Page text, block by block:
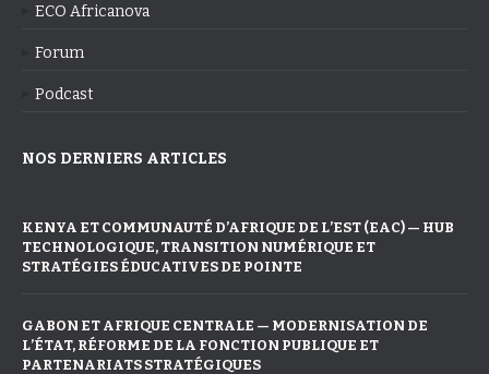
ECO Africanova
Forum
Podcast
NOS DERNIERS ARTICLES
KENYA ET COMMUNAUTÉ D’AFRIQUE DE L’EST (EAC) — HUB
TECHNOLOGIQUE, TRANSITION NUMÉRIQUE ET
STRATÉGIES ÉDUCATIVES DE POINTE
GABON ET AFRIQUE CENTRALE — MODERNISATION DE
L’ÉTAT, RÉFORME DE LA FONCTION PUBLIQUE ET
PARTENARIATS STRATÉGIQUES